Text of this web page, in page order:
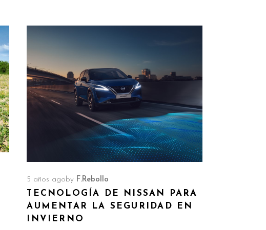
5 años agoby F.Rebollo
TECNOLOGÍA DE NISSAN PARA
AUMENTAR LA SEGURIDAD EN
INVIERNO